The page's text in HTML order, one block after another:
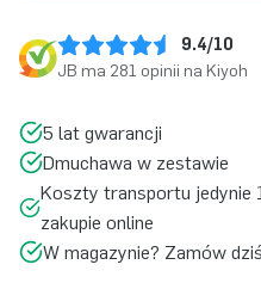
9.4/10
JB ma 281 opinii na Kiyoh
5 lat gwarancji
Dmuchawa w zestawie
Koszty transportu jedynie
zakupie online
W magazynie? Zamów